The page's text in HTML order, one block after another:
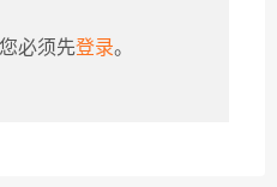
必须先登录。